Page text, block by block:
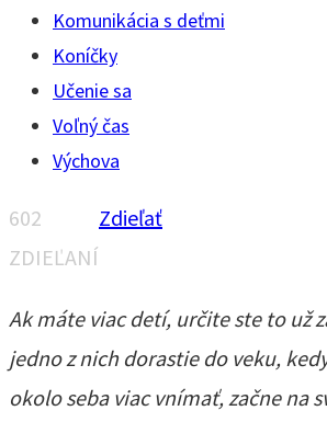
Komunikácia s deťmi
Koníčky
Učenie sa
Voľný čas
Výchova
602
ZDIEĽANÍ
Zdieľať
Ak máte viac detí, určite ste to už
jedno z nich dorastie do veku,
okolo seba viac vnímať, začne na